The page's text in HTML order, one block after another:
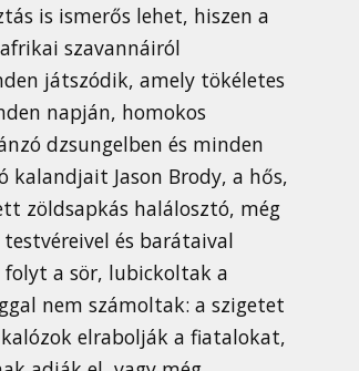
is ismerős lehet, hiszen a
szavannáiról
játszódik, amely tökéletes
napján, homokos
dzsungelben és minden
Jason Brody, a hős,
zöldsapkás halálosztó, még
és barátaival
a sör, lubickoltak a
nem számoltak: a szigetet
elrabolják a fiatalokat,